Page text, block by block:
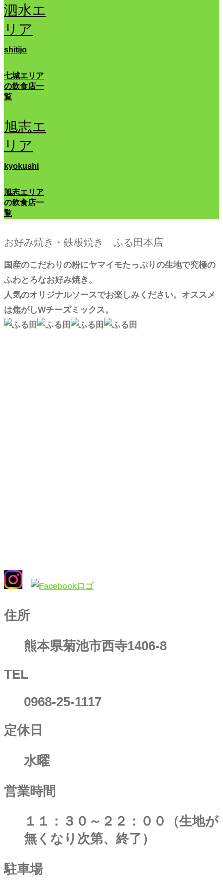
泗水エ
リア
shitijo
七城エリア
の飲食店一
覧
旭志エ
リア
kyokushi
旭志エリア
の飲食店一
覧
お好み焼き・鉄板焼き ふる田本店
国産のこだわりの粉にヤマイモたっぷりの生地で究極の
ふわとろなお好み焼き。
人気のオリジナルソースでお楽しみください。オススメ
は焦がしWチーズミックス。
住所
熊本県菊池市西寺1406-8
TEL
0968-25-1117
定休日
水曜
営業時間
１１：３０～２２：００（生地が
無くなり次第、終了）
駐車場